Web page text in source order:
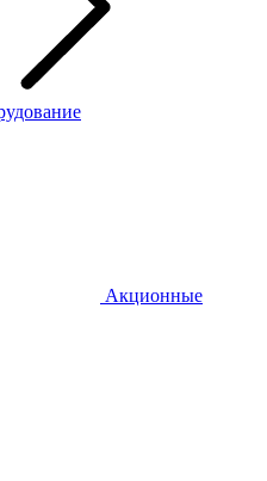
Акционные